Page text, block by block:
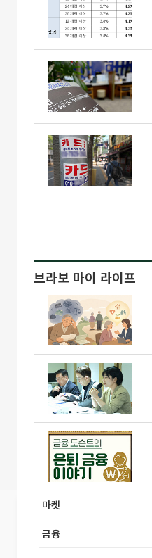
브라보 마이 라이프
마켓
금융